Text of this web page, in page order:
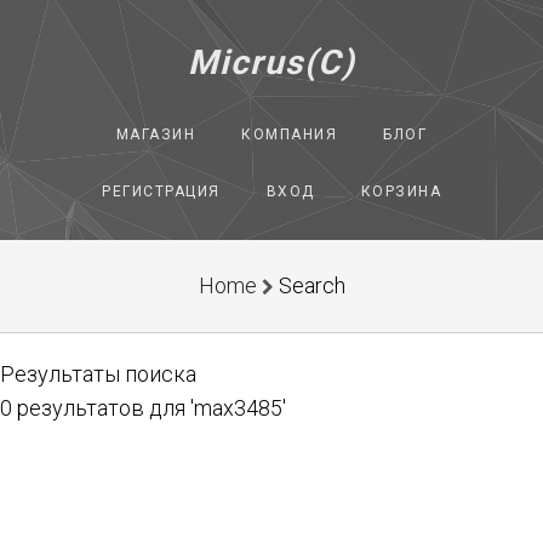
Micrus(C)
МАГАЗИН КОМПАНИЯ БЛОГ
РЕГИСТРАЦИЯ ВХОД КОРЗИНА
Home Search
Результаты поиска
0 результатов для 'max3485'